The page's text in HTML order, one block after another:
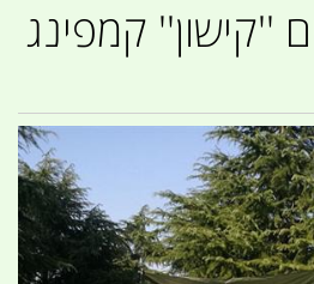
אנשים ''קישון'' קמפינג